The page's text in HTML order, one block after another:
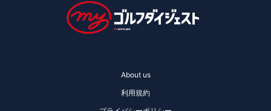
About us
利用規約